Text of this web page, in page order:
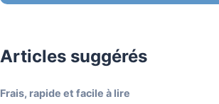
Articles suggérés
Frais, rapide et facile à lire